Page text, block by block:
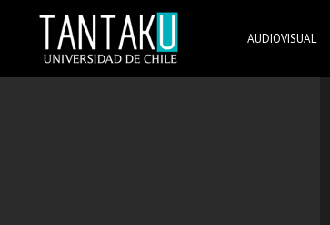
content
AUDIOVISUAL